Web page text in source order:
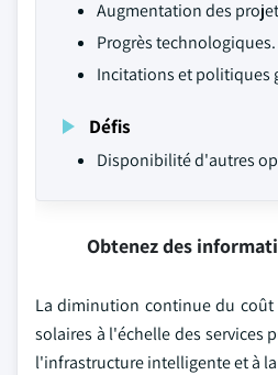
Augmentation des
Progrès technologiques.
Incitations et politiques
Défis
Disponibilité d'autres
Obtenez des
La diminution continue du coût
solaires à l'échelle des services
l'infrastructure intelligente et à